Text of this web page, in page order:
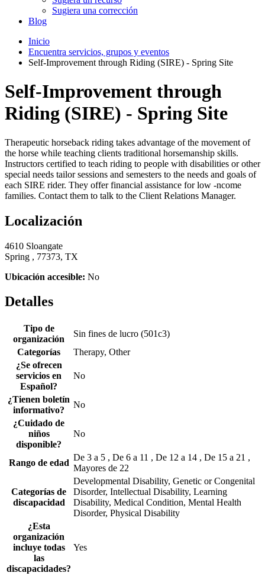
Sugiera una corrección
Blog
Inicio
Encuentra servicios, grupos y eventos
Self-Improvement through Riding (SIRE) - Spring Site
Self-Improvement through
Riding (SIRE) - Spring Site
Therapeutic horseback riding takes advantage of the movement of
the horse while teaching clients traditional horsemanship skills.
Instructors certified to teach riding to people with disabilities or other
special needs tailor sessions and semesters to the needs and goals of
each SIRE rider. They offer financial assistance for low -ncome
families. Contact them to talk to the Client Relations Manager.
Localización
4610 Sloangate
Spring , 77373, TX
Ubicación accesible: No
Detalles
Tipo de
organización
Sin fines de lucro (501c3)
Categorías
Therapy, Other
¿Se ofrecen
servicios en
Español?
No
¿Tienen boletín
informativo?
No
¿Cuidado de
niños
disponible?
No
Rango de edad
De 3 a 5 , De 6 a 11 , De 12 a 14 , De 15 a 21 ,
Mayores de 22
Categorías de
discapacidad
Developmental Disability, Genetic or Congenital
Disorder, Intellectual Disability, Learning
Disability, Medical Condition, Mental Health
Disorder, Physical Disability
¿Esta
organización
incluye todas
las
discapacidades?
Yes